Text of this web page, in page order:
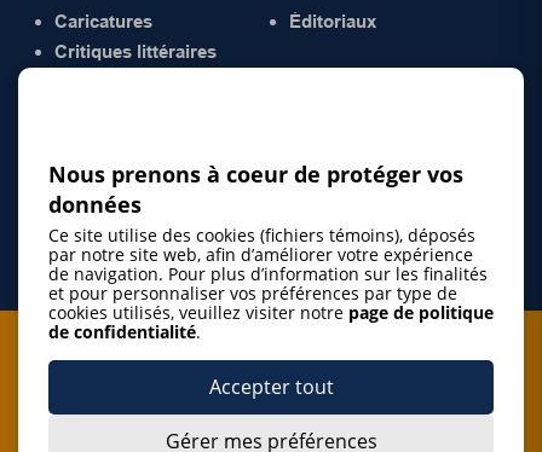
Caricatures
Critiques littéraires
Éditoriaux
Je m'abonne à l'infolettre
Nous prenons à coeur de protéger vos
données
Ce site utilise des cookies (fichiers témoins), déposés
par notre site web, afin d’améliorer votre expérience
de navigation. Pour plus d’information sur les finalités
et pour personnaliser vos préférences par type de
cookies utilisés, veuillez visiter notre page de politique
de confidentialité.
Accepter tout
Gérer mes préférences